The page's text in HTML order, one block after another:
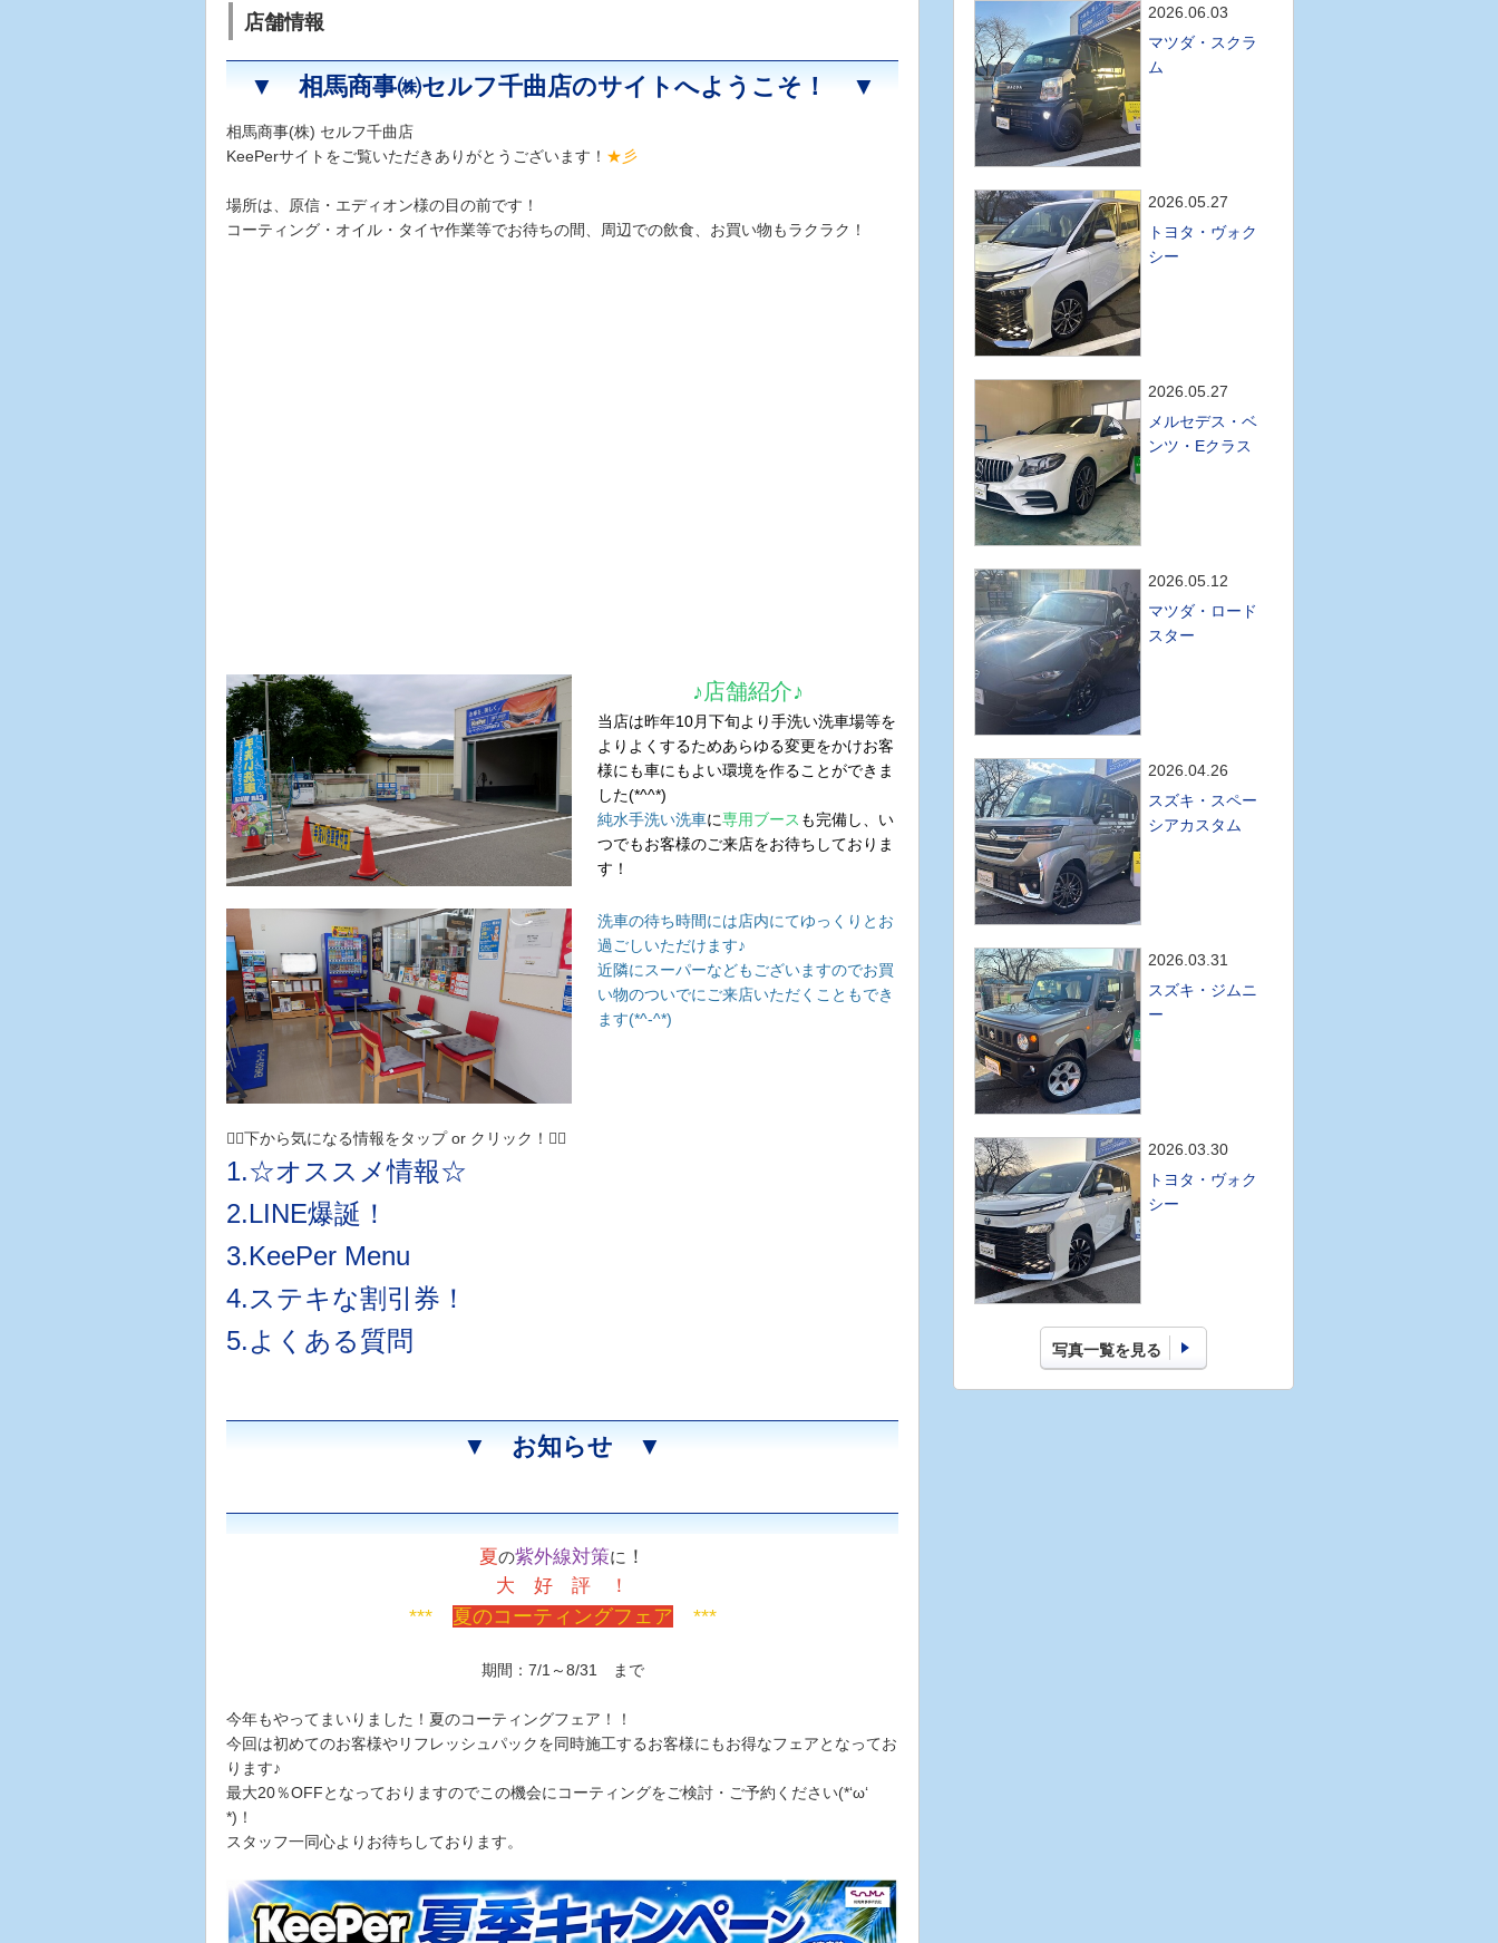
店舗情報
▼ 相馬商事㈱セルフ千曲店のサイトへようこそ！ ▼
相馬商事(株) セルフ千曲店
KeePerサイトをご覧いただきありがとうございます！ ★彡
場所は、原信・エディオン様の目の前です！
コーティング・オイル・ タイヤ作業等でお待ちの間、周辺での飲食、お買い物もラクラク！
♪店舗紹介♪
当店は昨年10月下旬より手洗い洗車場等を
よりよくするためあらゆる変更をかけお客
様にも車にもよい環境を作ることができま
した(*^^*)
純水手洗い洗車に専用ブース も完備し、い
つでもお客様のご来店をお待ちしておりま
す！
洗車の待ち時間には店内にてゆっくりとお
過ごしいただけます♪
近隣にスーパーなどもございますのでお買
い物のついでにご来店いただくこともでき
ます(*^-^*)
👇🏻下から気になる情報をタップ or クリック！👇🏻
1.☆オススメ情報☆
2.LINE爆誕！
3.KeePer Menu
4.ステキな割引券！
5.よくある質問
▼ お知らせ ▼
夏の紫外線対策に ！
大 好 評 ！
*** 夏のコーティングフェア ***
期間：7/1～8/31 まで
今年もやってまいりました！夏のコーティングフェア！！
今回は初めてのお客様やリフレッシュパックを同時施工するお客様にもお得なフェアとなってお
ります♪
最大20％OFFとなっておりますのでこの機会にコーティングをご検討・ご予約ください(*‘ω‘
*)！
スタッフ一同心よりお待ちしております。
2026.06.03
マツダ・スクラ
ム
2026.05.27
トヨタ・ヴォク
シー
2026.05.27
メルセデス・ベ
ンツ・Eクラス
2026.05.12
マツダ・ロード
スター
2026.04.26
スズキ・スペー
シアカスタム
2026.03.31
スズキ・ジムニ
ー
2026.03.30
トヨタ・ヴォク
シー
写真一覧を見る